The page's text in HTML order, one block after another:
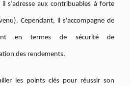
s’adresse aux contribuables à forte
Cependant, il s'accompagne de
en termes de sécurité de
des rendements.
les points clés pour réussir son